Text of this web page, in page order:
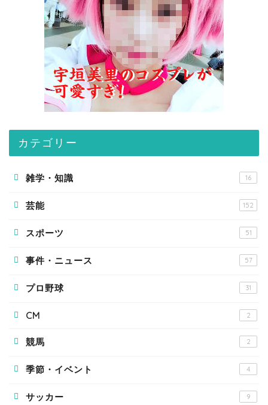
カテゴリー
雑学・知識 16
芸能 152
スポーツ 51
事件・ニュース 57
プロ野球 31
CM 2
競馬 2
季節・イベント 4
サッカー 9